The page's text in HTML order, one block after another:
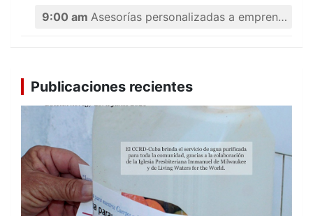
9:00 am Asesorías personalizadas a emprendedores
Publicaciones recientes